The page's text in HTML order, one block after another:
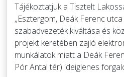
Tájékoztatjuk a Tisztelt
„Esztergom, Deák Ferenc utca
szabadvezeték kiváltása és
projekt keretében zajló
munkálatok miatt a Deák
Pór Antal tér) ideiglenes